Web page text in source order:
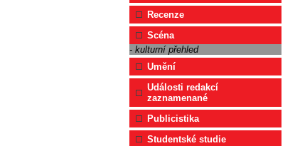
Recenze
Scéna
- kulturní přehled
Umění
Události redakcí
zaznamenané
Publicistika
Studentské studie